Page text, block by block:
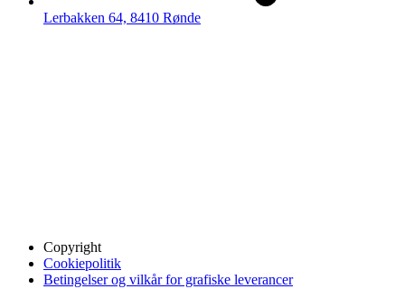
Lerbakken 64, 8410 Rønde
Copyright
Cookiepolitik
Betingelser og vilkår for grafiske leverancer